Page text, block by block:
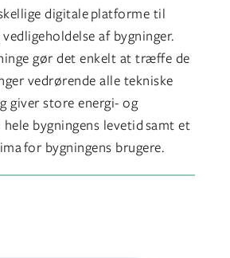
digitale platforme til
af bygninger.
gør det enkelt at træffe de
vedrørende alle tekniske
giver store energi- og
bygningens levetid ​samt et
for bygningens brugere.